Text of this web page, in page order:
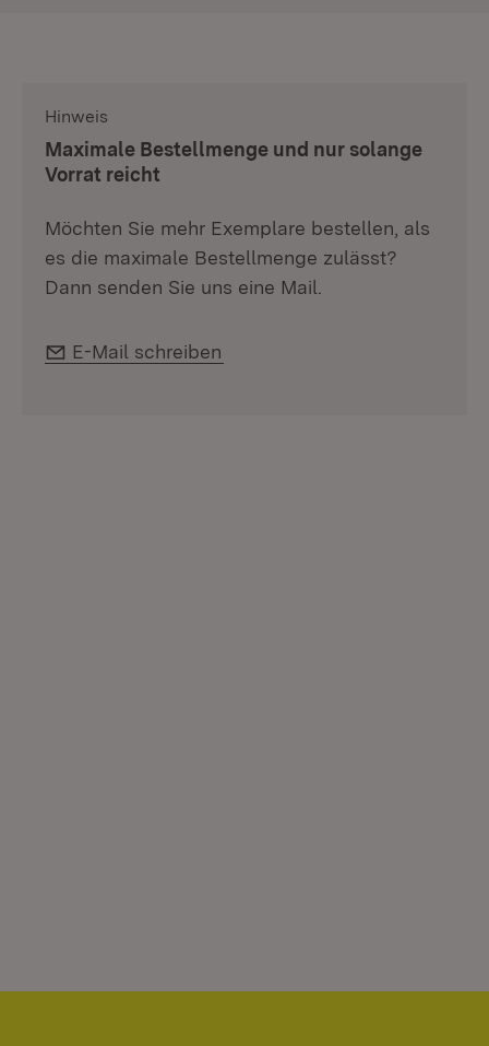
Hinweis
Maximale Bestellmenge und nur solange
Vorrat reicht
Möchten Sie mehr Exemplare bestellen, als
es die maximale Bestellmenge zulässt?
Dann senden Sie uns eine Mail.
E-Mail:
E-Mail schreiben